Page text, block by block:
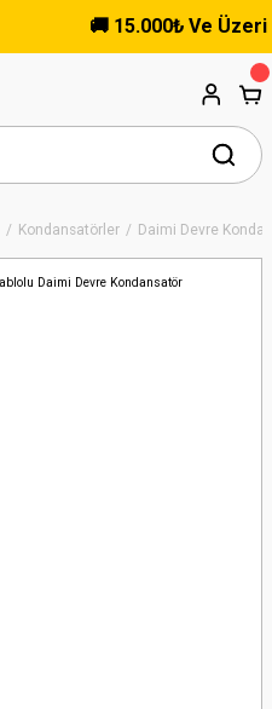
🚚 15.000₺ Ve Üzeri
Kondansatörler Daimi Devre